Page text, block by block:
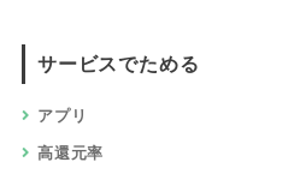
サービスでためる
アプリ
高還元率